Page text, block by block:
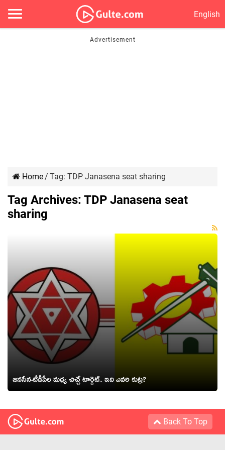
English
Home/ Tag: TDP Janasena seat sharing
Tag Archives: TDP Janasena seat
sharing
జ‌న‌సేన-టీడీపీల మ‌ధ్య చిచ్చే టార్గెట్‌.. ఇది ఎవ‌రి కుట్ర‌?
Back To Top